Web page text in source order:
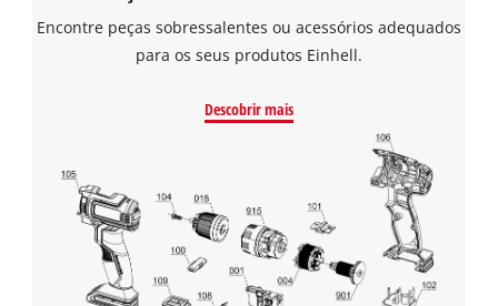
Encontre peças sobressalentes ou acessórios adequados
para os seus produtos Einhell.
Descobrir mais